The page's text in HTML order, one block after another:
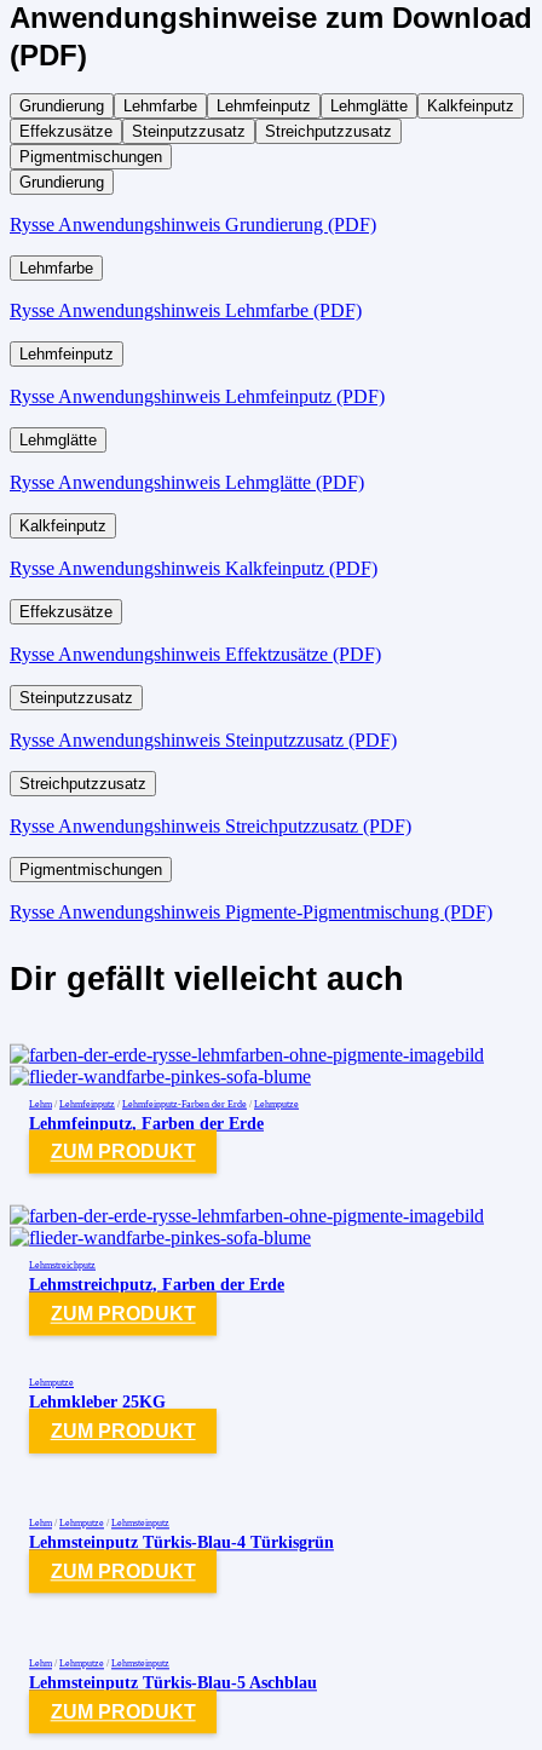
Anwendungshinweise zum Download
(PDF)
Grundierung Lehmfarbe Lehmfeinputz Lehmglätte
Kalkfeinputz
Effekzusätze
Steinputzzusatz
Streichputzzusatz
Pigmentmischungen
Grundierung
Rysse Anwendungshinweis Grundierung (PDF)
Lehmfarbe
Rysse Anwendungshinweis Lehmfarbe (PDF)
Lehmfeinputz
Rysse Anwendungshinweis Lehmfeinputz (PDF)
Lehmglätte
Rysse Anwendungshinweis Lehmglätte (PDF)
Kalkfeinputz
Rysse Anwendungshinweis Kalkfeinputz (PDF)
Effekzusätze
Rysse Anwendungshinweis Effektzusätze (PDF)
Steinputzzusatz
Rysse Anwendungshinweis Steinputzzusatz (PDF)
Streichputzzusatz
Rysse Anwendungshinweis Streichputzzusatz (PDF)
Pigmentmischungen
Rysse Anwendungshinweis Pigmente-Pigmentmischung (PDF)
Dir gefällt vielleicht auch
Lehm / Lehmfeinputz / Lehmfeinputz-Farben der Erde / Lehmputze
Lehmfeinputz, Farben der Erde
ZUM PRODUKT
Lehmstreichputz
Lehmstreichputz, Farben der Erde
ZUM PRODUKT
Lehmputze
Lehmkleber 25KG
ZUM PRODUKT
Lehm / Lehmputze / Lehmsteinputz
Lehmsteinputz Türkis-Blau-4 Türkisgrün
ZUM PRODUKT
Lehm / Lehmputze / Lehmsteinputz
Lehmsteinputz Türkis-Blau-5 Aschblau
ZUM PRODUKT